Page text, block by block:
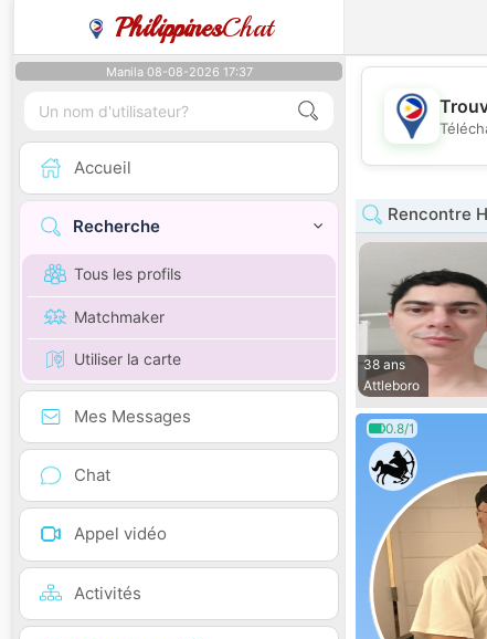
PhilippinesChat
Manila 08-08-2026 17:37
Accueil
Recherche
Tous les profils
Matchmaker
Utiliser la carte
Mes Messages
Chat
Appel vidéo
Activités
Rencontre
38 ans
Attleboro
0.8/1